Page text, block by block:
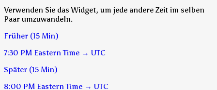
Verwenden Sie das Widget, um jede andere Zeit im selben
Paar umzuwandeln.
Früher (15 Min)
7:30 PM Eastern Time → UTC
Später (15 Min)
8:00 PM Eastern Time → UTC